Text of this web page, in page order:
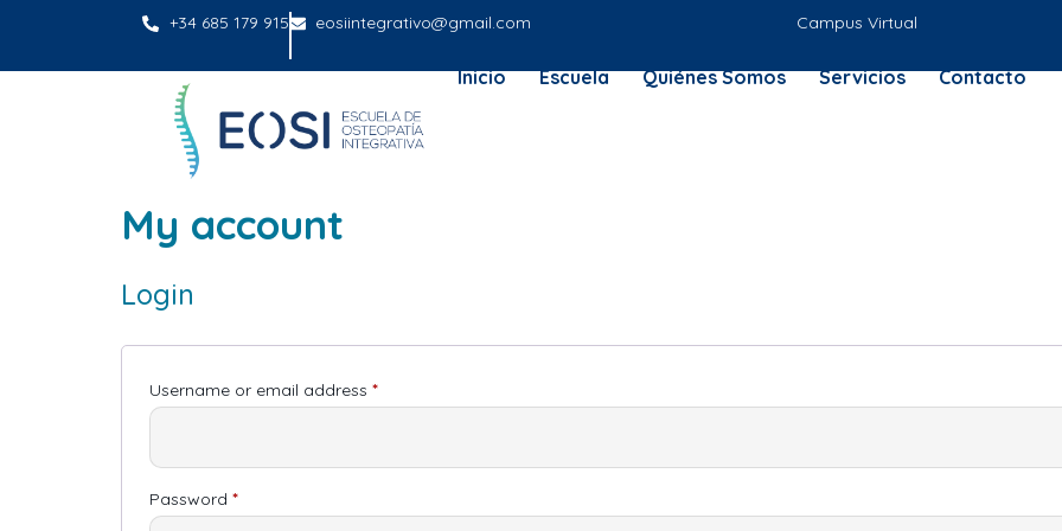
+34 685 179 915 eosiintegrativo@gmail.com Campus Virtual
Inicio Escuela Quiénes Somos Servicios Contacto
My account
Login
Username or email address *
Password *